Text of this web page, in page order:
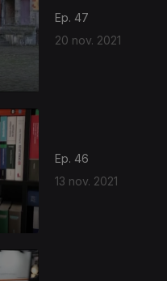
Ep. 47
20 nov. 2021
Ep. 46
13 nov. 2021